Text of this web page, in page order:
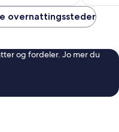
overnattingssteder
og fordeler. Jo mer du